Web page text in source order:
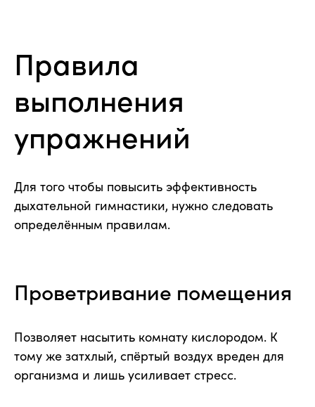
Правила
выполнения
упражнений
Для того чтобы повысить эффективность
дыхательной гимнастики, нужно следовать
определённым правилам.
Проветривание помещения
Позволяет насытить комнату кислородом. К
тому же затхлый, спёртый воздух вреден для
организма и лишь усиливает стресс.